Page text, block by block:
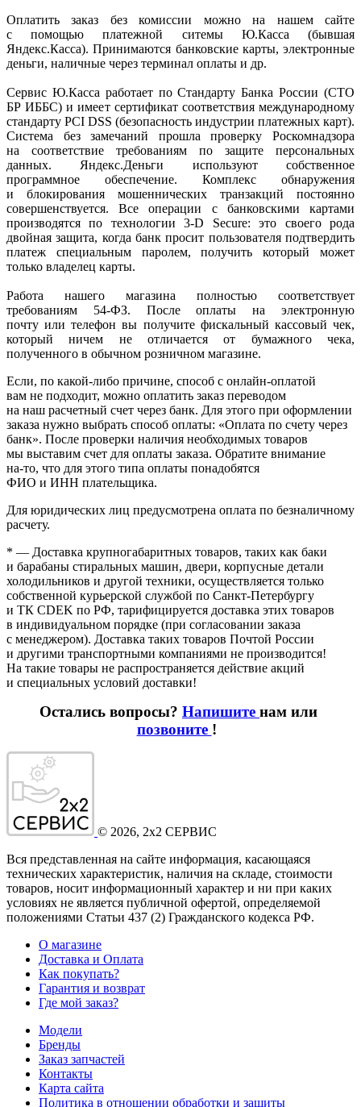
Оплатить заказ без комиссии можно на нашем сайте
с помощью платежной ситемы Ю.Касса
(бывшая
Яндекс.Касса). Принимаются банковские карты, электронные
деньги, наличные через терминал оплаты и др.
Сервис Ю.Касса работает по Стандарту Банка России (СТО
БР ИББС) и имеет сертификат соответствия международному
стандарту PCI DSS (безопасность индустрии платежных карт).
Система без замечаний прошла проверку Роскомнадзора
на соответствие требованиям по защите персональных
данных. Яндекс.Деньги используют собственное
программное обеспечение. Комплекс обнаружения
и блокирования мошеннических транзакций постоянно
совершенствуется. Все операции с банковскими картами
производятся по технологии 3-D Secure: это своего рода
двойная защита, когда банк просит пользователя подтвердить
платеж специальным паролем, получить который может
только владелец карты.
Работа нашего магазина полностью соответствует
требованиям 54-ФЗ. После оплаты на электронную
почту или телефон вы получите фискальный кассовый чек,
который ничем не отличается от бумажного чека,
полученного в обычном розничном магазине.
Если, по какой-либо причине, способ с онлайн-оплатой
вам не подходит, можно оплатить заказ переводом
на наш расчетный счет через банк. Для этого при оформлении
заказа нужно выбрать способ оплаты: «Оплата по счету через
банк». После проверки наличия необходимых товаров
мы выставим счет для оплаты заказа. Обратите внимание
на-то, что для этого типа оплаты понадобятся
ФИО и ИНН плательщика.
Для юридических лиц предусмотрена оплата по безналичному
расчету.
* — Доставка крупногабаритных товаров, таких как баки
и барабаны стиральных машин, двери, корпусные детали
холодильников и другой техники, осуществляется только
собственной курьерской службой по Санкт-Петербургу
и ТК CDEK по РФ, тарифицируется доставка этих товаров
в индивидуальном порядке (при согласовании заказа
с менеджером). Доставка таких товаров Почтой России
и другими транспортными компаниями не производится!
На такие товары не распространяется действие акций
и специальных условий доставки!
Остались вопросы? Напишите нам или
позвоните !
© 2026, 2x2 СЕРВИС
Вся представленная на сайте информация, касающаяся
технических характеристик, наличия на складе, стоимости
товаров, носит информационный характер и ни при каких
условиях не является публичной офертой, определяемой
положениями Статьи 437 (2) Гражданского кодекса РФ.
О магазине
Доставка и Оплата
Как покупать?
Гарантия и возврат
Где мой заказ?
Модели
Бренды
Заказ запчастей
Контакты
Карта сайта
Политика в отношении обработки и защиты